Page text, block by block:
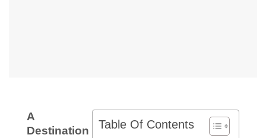
Table Of Contents
A
Destination